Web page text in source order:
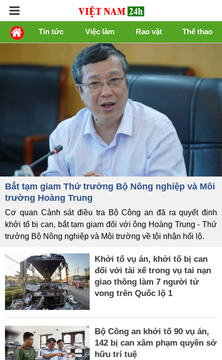
Tin tức Việc làm Rao vặt Thể thao
Bắt tạm giam Thứ trưởng Bộ Nông nghiệp và Môi
trường Hoàng Trung
Cơ quan Cảnh sát điều tra Bộ Công an đã ra quyết định
khởi tố bị can, bắt tạm giam đối với ông Hoàng Trung - Thứ
trưởng Bộ Nông nghiệp và Môi trường về tội nhận hối lộ.
Khởi tố vụ án, khởi tố bị can
đối với tài xế trong vụ tai nạn
giao thông làm 7 người tử
vong trên Quốc lộ 1
Bộ Công an khởi tố 90 vụ án,
142 bị can xâm phạm quyền sở
hữu trí tuệ